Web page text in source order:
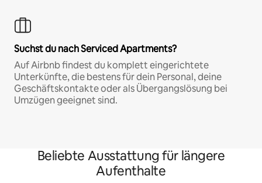
Suchst du nach Serviced Apartments?
Auf Airbnb findest du komplett eingerichtete
Unterkünfte, die bestens für dein Personal, deine
Geschäftskontakte oder als Übergangslösung bei
Umzügen geeignet sind.
Beliebte Ausstattung für längere
Aufenthalte